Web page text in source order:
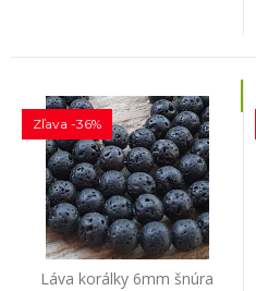
Láva korálky 6mm šnúra
Zľava -36%